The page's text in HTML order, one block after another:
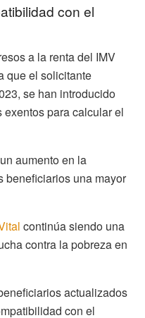
con el
a la renta del IMV
que el solicitante
se han introducido
para calcular el
aumento en la
beneficiarios una mayor
continúa siendo una
contra la pobreza en
actualizados
con el